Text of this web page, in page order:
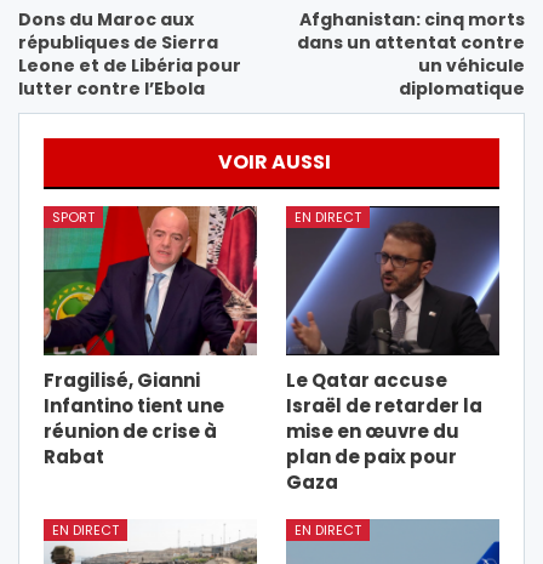
Dons du Maroc aux
républiques de Sierra
Leone et de Libéria pour
lutter contre l’Ebola
Afghanistan: cinq morts
dans un attentat contre
un véhicule
diplomatique
VOIR AUSSI
SPORT
Fragilisé, Gianni
Infantino tient une
réunion de crise à
Rabat
EN DIRECT
Le Qatar accuse
Israël de retarder la
mise en œuvre du
plan de paix pour
Gaza
EN DIRECT EN DIRECT